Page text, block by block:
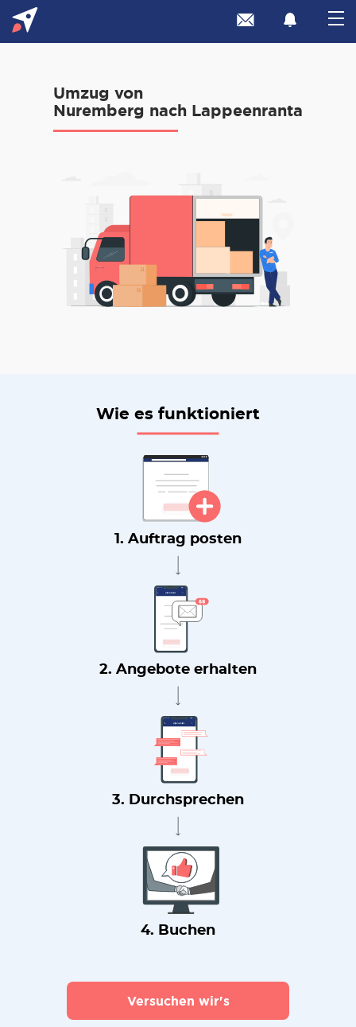
Umzug von
Nuremberg nach Lappeenranta
Wie es funktioniert
1. Auftrag posten
2. Angebote erhalten
3. Durchsprechen
4. Buchen
Versuchen wir's